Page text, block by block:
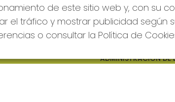
ADMINISTRACION DE
CIUDAD RODRIGO -
de este sitio web y, con su
el tráfico y mostrar publicidad según
o consultar la Política de